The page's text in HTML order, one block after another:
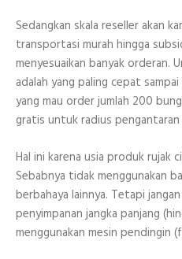
Sedangkan skala reseller akan
transportasi murah hingga
menyesuaikan banyak orderan.
adalah yang paling cepat
yang mau order jumlah 200
gratis untuk radius pengantaran
Hal ini karena usia produk rujak
Sebabnya tidak menggunakan
berbahaya lainnya. Tetapi
penyimpanan jangka panjang
menggunakan mesin pendingin